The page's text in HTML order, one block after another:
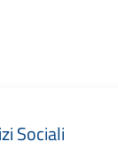
Sociali